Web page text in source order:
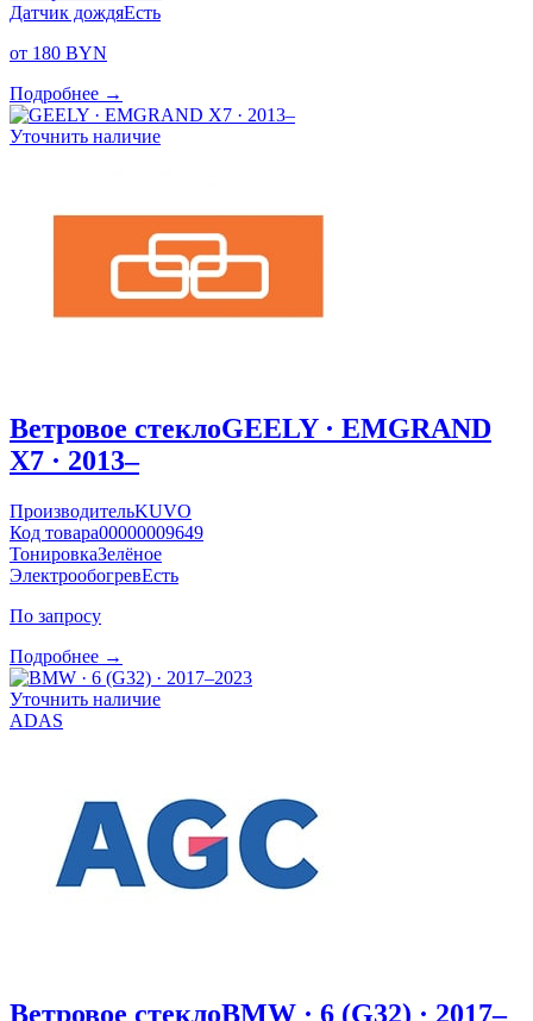
Датчик дождяЕсть
от 180 BYN
Подробнее →
Уточнить наличие
Ветровое стеклоGEELY · EMGRAND
X7 · 2013–
ПроизводительKUVO
Код товара00000009649
ТонировкаЗелёное
ЭлектрообогревЕсть
По запросу
Подробнее →
Уточнить наличие
ADAS
Ветровое стеклоBMW · 6 (G32) · 2017–